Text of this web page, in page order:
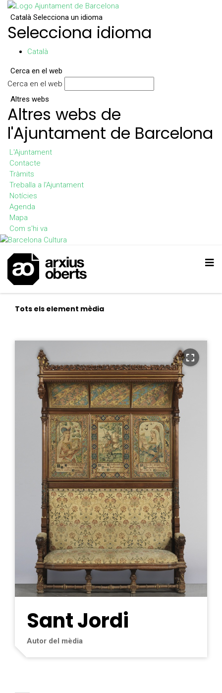
Català Selecciona un idioma
Selecciona idioma
Català
Cerca en el web
Cerca en el web
Altres webs
Altres webs de
l'Ajuntament de Barcelona
L'Ajuntament
Contacte
Tràmits
Treballa a l'Ajuntament
Notícies
Agenda
Mapa
Com s'hi va
Tots els element mèdia
Sant Jordi
Autor del mèdia